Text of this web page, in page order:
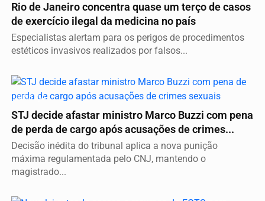
Rio de Janeiro concentra quase um terço de casos
de exercício ilegal da medicina no país
Especialistas alertam para os perigos de procedimentos
estéticos invasivos realizados por falsos...
JUSTIÇA
STJ decide afastar ministro Marco Buzzi com pena
de perda de cargo após acusações de crimes...
Decisão inédita do tribunal aplica a nova punição
máxima regulamentada pelo CNJ, mantendo o
magistrado...